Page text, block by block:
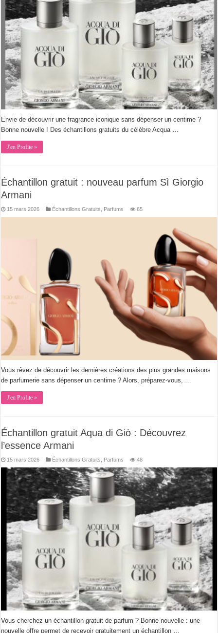
Envie de découvrir une fragrance iconique sans dépenser un centime ?
Bonne nouvelle ! Des échantillons gratuits du célèbre Acqua …
J'en Profite »
Échantillon gratuit : nouveau parfum Sì Giorgio
Armani
15 mars 2026 Échantillons Gratuits Parfums 65
Vous rêvez de découvrir les dernières créations des plus grandes maisons
de parfumerie sans dépenser un centime ? Alors, préparez-vous, …
J'en Profite »
Échantillon gratuit Aqua di Giò : Découvrez
l’essence Armani
15 mars 2026 Échantillons Gratuits Parfums 48
Vous cherchez un échantillon gratuit de parfum ? Bonne nouvelle : une
nouvelle offre permet de recevoir gratuitement un échantillon …